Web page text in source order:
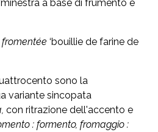
a base di frumento e
fromentée ‘bouillie de farine de
sono la
variante sincopata
con ritrazione dell'accento e
: formento, fromaggio :